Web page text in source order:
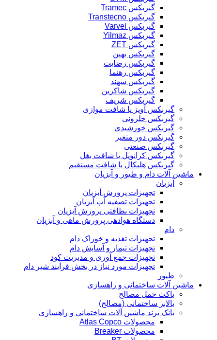
گیربکس Tramec
گیربکس Transtecno
گیربکس Varvel
گیربکس Yilmaz
گیربکس ZET
گیربکس بهین
گیربکس رضایت
گیربکس رهنما
گیربکس سهند
گیربکس شاکرین
گیربکس شریف
گیربکس آویز یا شافت موازی
گیربکس حلزونی
گیربکس خورشیدی
گیربکس دور متغیر
گیربکس صنعتی
گیربکس کرانویل یا شافت بغل
گیربکس هلیکال یا شافت مستقیم
ماشین آلات دام و طیور و آبزیان
آبزیان
تجهیزات پرورش آبزیان
تجهیزات تصفیه آب آبزیان
تجهیزات نظافتی پرورش آبزیان
دستگاه هوادهی پرورش ماهی و آبزیان
دام
تجهیزات تغذیه و خوراک دام
تجهیزات تیمار و آسایش دام
تجهیزات جمع آوری و مدیریت کود
تجهیزات مورد نیاز در بخش فرآیند شیر دام
طیور
ماشین آلات ساختمانی و راهسازی
باکت حمل مصالح
بالابر ساختمانی (مصالح)
بانک برند ماشین آلات ساختمانی و راهسازی
محصولات Atlas Copco
محصولات Breaker